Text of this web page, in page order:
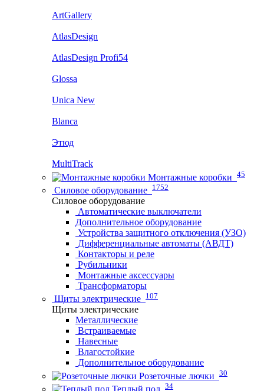
ArtGallery
AtlasDesign
AtlasDesign Profi54
Glossa
Unica New
Blanca
Этюд
MultiTrack
Монтажные коробки 45
Силовое оборудование 1752
Силовое оборудование
Автоматические выключатели
Дополнительное оборудование
Устройства защитного отключения (УЗО)
Дифференциальные автоматы (АВДТ)
Контакторы и реле
Рубильники
Монтажные аксессуары
Трансформаторы
Щиты электрические 107
Щиты электрические
Металлические
Встраиваемые
Навесные
Влагостойкие
Дополнительное оборудование
Розеточные лючки 30
Теплый пол 34